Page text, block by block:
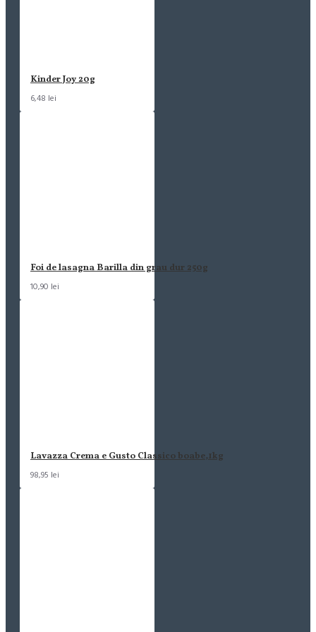
Kinder Joy 20g
6,48 lei
Foi de lasagna Barilla din grau dur 250g
10,90 lei
Lavazza Crema e Gusto Classico boabe,1kg
98,95 lei